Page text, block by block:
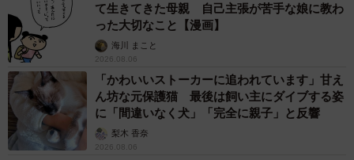
て生きてきた母親 自己主張が苦手な娘に教わ
った大切なこと【漫画】
海川 まこと
2026.08.06
「かわいいストーカーに追われています」甘え
ん坊な元保護猫 最後は飼い主にダイブする姿
に「間違いなく犬」「完全に親子」と反響
梨木 香奈
2026.08.06